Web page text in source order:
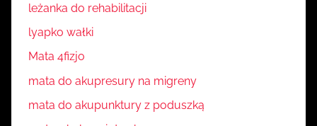
leżanka do rehabilitacji
lyapko wałki
Mata 4fizjo
mata do akupresury na migreny
mata do akupunktury z poduszką